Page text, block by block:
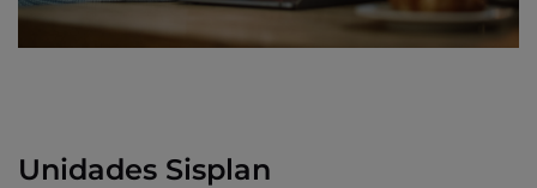
Unidades Sisplan